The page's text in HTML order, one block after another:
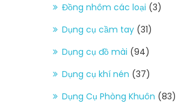
Đồng nhôm các loại (3)
Dụng cụ cầm tay (31)
Dụng cụ đồ mài (94)
Dụng cụ khí nén (37)
Dụng Cụ Phòng Khuôn (83)